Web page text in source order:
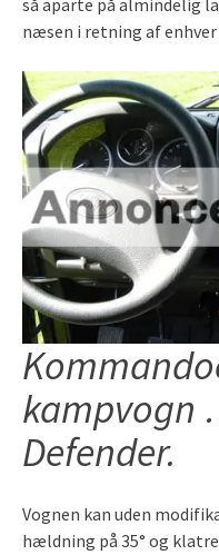
så aparte på almindelig
næsen i retning af
kampvogn
Defender.
Vognen kan uden
hældning på 35° og